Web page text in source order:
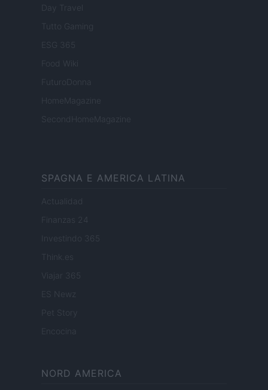
Day Travel
Tutto Gaming
ESG 365
Food Wiki
FuturoDonna
HomeMagazine
SecondHomeMagazine
SPAGNA E AMERICA LATINA
Actualidad
Finanzas 24
Investindo 365
Think.es
Viajar 365
ES Newz
Encocina
NORD AMERICA